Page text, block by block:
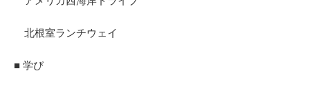
北根室ランチウェイ
■ 学び